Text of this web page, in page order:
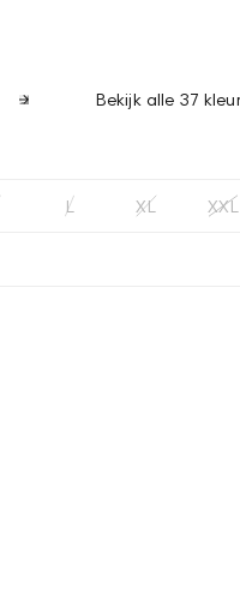
Bekijk alle 37
L XL XXL